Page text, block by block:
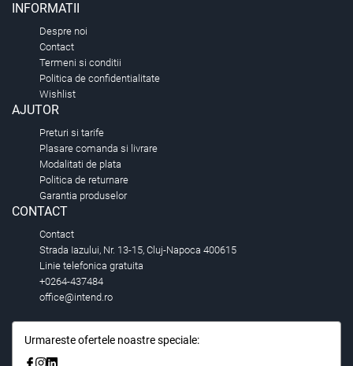
INFORMATII
Despre noi
Contact
Termeni si conditii
Politica de confidentialitate
Wishlist
AJUTOR
Preturi si tarife
Plasare comanda si livrare
Modalitati de plata
Politica de returnare
Garantia produselor
CONTACT
Contact
Strada Iazului, Nr. 13-15, Cluj-Napoca 400615
Linie telefonica gratuita
+0264-437484
office@intend.ro
Urmareste ofertele noastre speciale: